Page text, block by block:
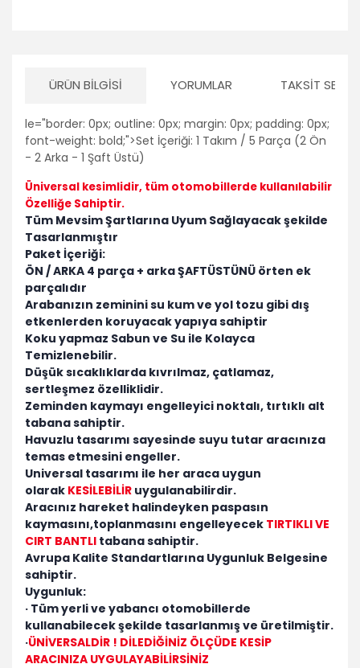
ÜRÜN BILGISI YORUMLAR TAKSIT
le="border: 0px; outline: 0px; margin: 0px; padding: 0px;
font-weight: bold;">Set İçeriği: 1 Takım / 5 Parça (2 Ön
- 2 Arka - 1 Şaft Üstü)
Üniversal kesimlidir, tüm otomobillerde kullanılabilir
Özelliğe Sahiptir.
Tüm Mevsim Şartlarına Uyum Sağlayacak şekilde
Tasarlanmıştır
Paket İçeriği:
ÖN / ARKA 4 parça + arka ŞAFTÜSTÜNÜ örten ek
parçalıdır
Arabanızın zeminini su kum ve yol tozu gibi dış
etkenlerden koruyacak yapıya sahiptir
Koku yapmaz Sabun ve Su ile Kolayca
Temizlenebilir.
Düşük sıcaklıklarda kıvrılmaz, çatlamaz,
sertleşmez özelliklidir.
Zeminden kaymayı engelleyici noktalı, tırtıklı alt
tabana sahiptir.
Havuzlu tasarımı sayesinde suyu tutar aracınıza
temas etmesini engeller.
Universal tasarımı ile her araca uygun
olarak KESİLEBİLİR uygulanabilirdir.
Aracınız hareket halindeyken paspasın
kaymasını,toplanmasını engelleyecek TIRTIKLI VE
CIRT BANTLI tabana sahiptir.
Avrupa Kalite Standartlarına Uygunluk Belgesine
sahiptir.
Uygunluk:
· Tüm yerli ve yabancı otomobillerde
kullanabilecek şekilde tasarlanmış ve üretilmiştir.
·ÜNİVERSALDİR ! DİLEDİĞİNİZ ÖLÇÜDE KESİP
ARACINIZA UYGULAYABİLİRSİNİZ